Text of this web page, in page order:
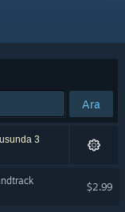
Ara
3
$2.99